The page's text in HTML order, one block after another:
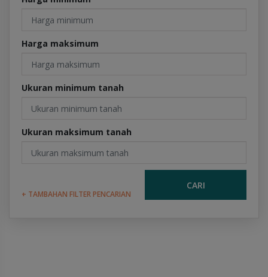
Harga maksimum
Ukuran minimum tanah
Ukuran maksimum tanah
+ TAMBAHAN FILTER PENCARIAN
CARI